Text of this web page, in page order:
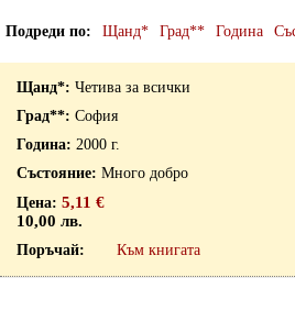
Подреди по Щанд* Град** Година
Четива за всички
София
2000 г.
Много добро
5,11 €
10,00 лв.
Към книгата